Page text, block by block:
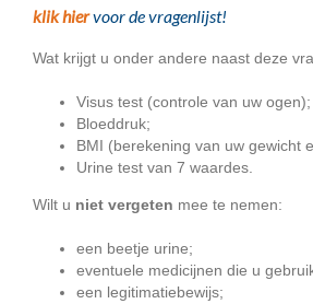
klik hiervoor de vragenlijst!
Wat krijgt u onder andere naast deze
Visus test (controle van uw ogen);
Bloeddruk;
BMI (berekening van uw gewicht
Urine test van 7 waardes.
Wilt u niet vergeten mee te nemen:
een beetje urine;
eventuele medicijnen die u
een legitimatiebewijs;